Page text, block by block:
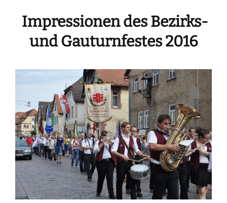
Impressionen des Bezirks-
und Gauturnfestes 2016